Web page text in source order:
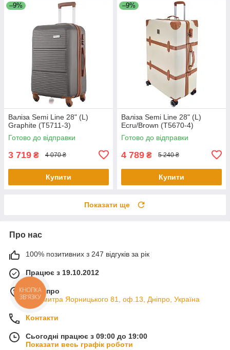
–9%
Валіза Semi Line 28" (L)
Graphite (T5711-3)
Готово до відправки
3 719 ₴ 4 070 ₴
Купити
–9%
Валіза Semi Line 28" (L)
Ecru/Brown (T5670-4)
Готово до відправки
4 789 ₴ 5 240 ₴
Купити
Показати ще
Про нас
100% позитивних з 247 відгуків за рік
Працює з 19.10.2012
м. Дніпро
пр. Дмитра Яорницького 81, оф.13, Дніпро, Україна
Контакти
Сьогодні працює з 09:00 до 19:00
Показати весь графік роботи
КНОПКА
ЗВ'ЯЗКУ